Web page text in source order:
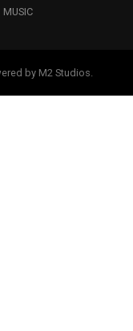
MUSIC
by M2 Studios.